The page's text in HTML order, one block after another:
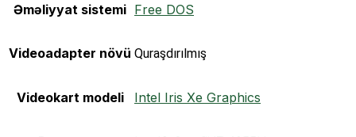
Əməliyyat sistemi Free DOS
Videoadapter növü Quraşdırılmış
Videokart modeli Intel Iris Xe Graphics